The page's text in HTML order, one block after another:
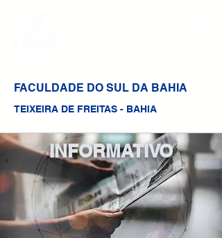
FACULDADE DO SUL DA BAHIA
TEIXEIRA DE FREITAS - BAHIA
INFORMATIVO